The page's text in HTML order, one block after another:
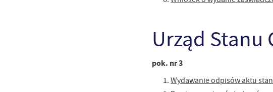
Urząd Stanu
pok. nr 3
Wydawanie odpisów aktu
Niezbędne pliki
umożliwiają Ci